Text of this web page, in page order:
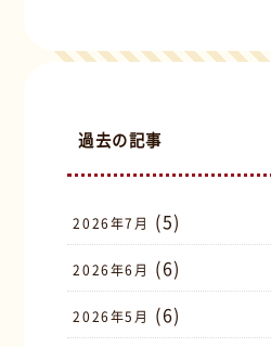
過去の記事
2026年7月 (5)
2026年6月 (6)
2026年5月 (6)